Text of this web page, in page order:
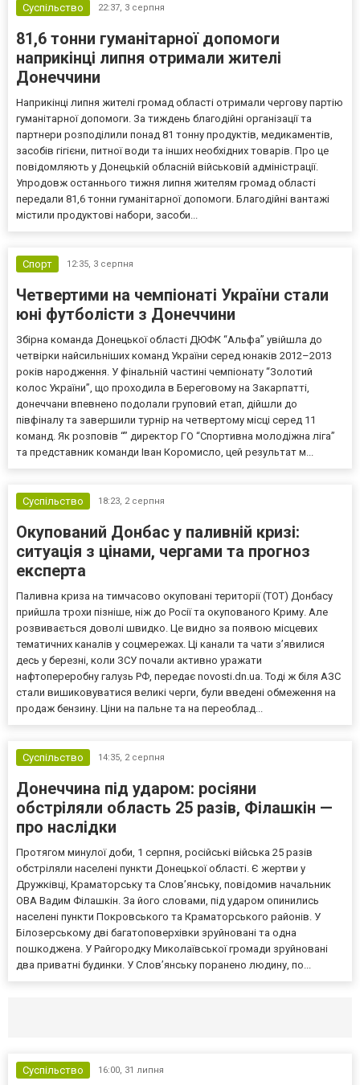
Суспільство 22:37, 3 серпня
81,6 тонни гуманітарної допомоги
наприкінці липня отримали жителі
Донеччини
Наприкінці липня жителі громад області отримали чергову партію
гуманітарної допомоги. За тиждень благодійні організації та
партнери розподілили понад 81 тонну продуктів, медикаментів,
засобів гігієни, питної води та інших необхідних товарів. Про це
повідомляють у Донецькій обласній військовій адміністрації.
Упродовж останнього тижня липня жителям громад області
передали 81,6 тонни гуманітарної допомоги. Благодійні вантажі
містили продуктові набори, засоби...
Спорт 12:35, 3 серпня
Четвертими на чемпіонаті України стали
юні футболісти з Донеччини
Збірна команда Донецької області ДЮФК “Альфа” увійшла до
четвірки найсильніших команд України серед юнаків 2012–2013
років народження. У фінальній частині чемпіонату “Золотий
колос України”, що проходила в Береговому на Закарпатті,
донеччани впевнено подолали груповий етап, дійшли до
півфіналу та завершили турнір на четвертому місці серед 11
команд. Як розповів “” директор ГО “Спортивна молодіжна ліга”
та представник команди Іван Коромисло, цей результат м...
Суспільство 18:23, 2 серпня
Окупований Донбас у паливній кризі:
ситуація з цінами, чергами та прогноз
експерта
Паливна криза на тимчасово окуповані території (ТОТ) Донбасу
прийшла трохи пізніше, ніж до Росії та окупованого Криму. Але
розвивається доволі швидко. Це видно за появою місцевих
тематичних каналів у соцмережах. Ці канали та чати з’явилися
десь у березні, коли ЗСУ почали активно уражати
нафтопереробну галузь РФ, передає novosti.dn.ua. Тоді ж біля АЗС
стали вишиковуватися великі черги, були введені обмеження на
продаж бензину. Ціни на пальне та на переоблад...
Суспільство 14:35, 2 серпня
Донеччина під ударом: росіяни
обстріляли область 25 разів, Філашкін —
про наслідки
Протягом минулої доби, 1 серпня, російські війська 25 разів
обстріляли населені пункти Донецької області. Є жертви у
Дружківці, Краматорську та Слов’янську, повідомив начальник
ОВА Вадим Філашкін. За його словами, під ударом опинились
населені пункти Покровського та Краматорського районів. У
Білозерському дві багатоповерхівки зруйновані та одна
пошкоджена. У Райгородку Миколаївської громади зруйновані
два приватні будинки. У Слов’янську поранено людину, по...
Суспільство 16:00, 31 липня